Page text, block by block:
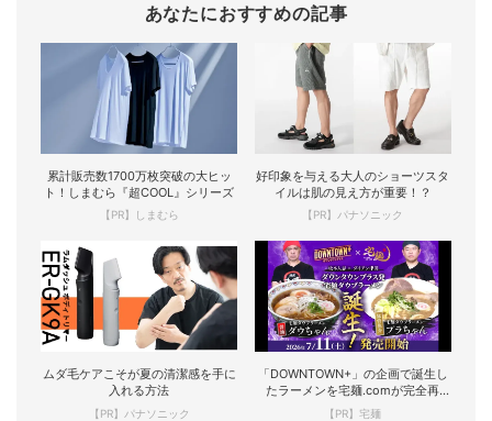
あなたにおすすめの記事
累計販売数1700万枚突破の大ヒッ
ト！しまむら『超COOL』シリーズ
【PR】しまむら
好印象を与える大人のショーツスタ
イルは肌の見え方が重要！？
【PR】パナソニック
ムダ毛ケアこそが夏の清潔感を手に
入れる方法
【PR】パナソニック
「DOWNTOWN+」の企画で誕生し
たラーメンを宅麺.comが完全再
現！
【PR】宅麺